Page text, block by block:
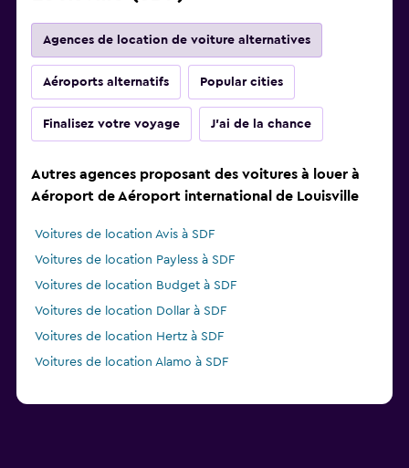
Agences de location de voiture alternatives
Aéroports alternatifs Popular cities
Finalisez votre voyage J'ai de la chance
Autres agences proposant des voitures à louer à
Aéroport de Aéroport international de Louisville
Voitures de location Avis à SDF
Voitures de location Payless à SDF
Voitures de location Budget à SDF
Voitures de location Dollar à SDF
Voitures de location Hertz à SDF
Voitures de location Alamo à SDF